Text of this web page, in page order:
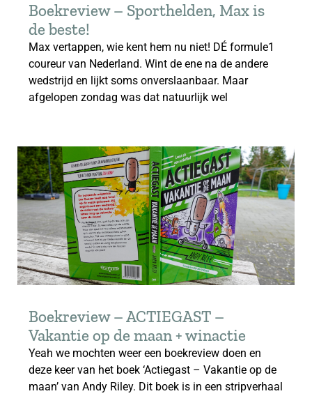
Boekreview – Sporthelden, Max is
de beste!
Max vertappen, wie kent hem nu niet! DÉ formule1
coureur van Nederland. Wint de ene na de andere
wedstrijd en lijkt soms onverslaanbaar. Maar
afgelopen zondag was dat natuurlijk wel
Boekreview – ACTIEGAST –
Vakantie op de maan + winactie
Yeah we mochten weer een boekreview doen en
deze keer van het boek ‘Actiegast – Vakantie op de
maan’ van Andy Riley. Dit boek is in een stripverhaal